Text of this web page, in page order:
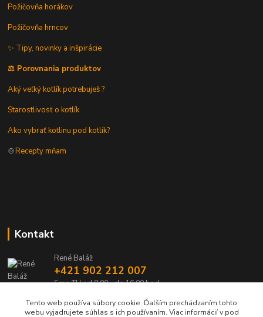
Požičovňa horákov
Požičovňa hrncov
✨ Tipy, novinky a inšpirácie
⚖️ Porovnania produktov
Aký veľký kotlík potrebuješ ?
Starostlivosť o kotlík
Ako vybrať kotlinu pod kotlík?
🍲Recepty mňam
Kontakt
René Baláž
+421 902 212 007
Sme TU od 8:00 - do 16:00 hod
info@kotlik.sk
Tento web používa súbory cookie. Ďalším prechádzaním tohto
webu vyjadrujete súhlas s ich používaním. Viac informácií v pod